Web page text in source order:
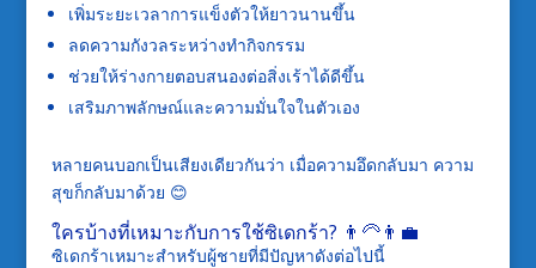
เพิ่มระยะเวลาการแข็งตัวให้ยาวนานขึ้น
ลดความกังวลระหว่างทำกิจกรรม
ช่วยให้ร่างกายตอบสนองต่อสิ่งเร้าได้ดีขึ้น
เสริมภาพลักษณ์และความมั่นใจในตัวเอง
หลายคนบอกเป็นเสียงเดียวกันว่า เมื่อความอึดกลับมา ความ
สุขก็กลับมาด้วย 😊
ใครบ้างที่เหมาะกับการใช้ซิเดกร้า? 👨‍🦳👨‍💼
ซิเดกร้าเหมาะสำหรับผู้ชายที่มีปัญหาดังต่อไปนี้